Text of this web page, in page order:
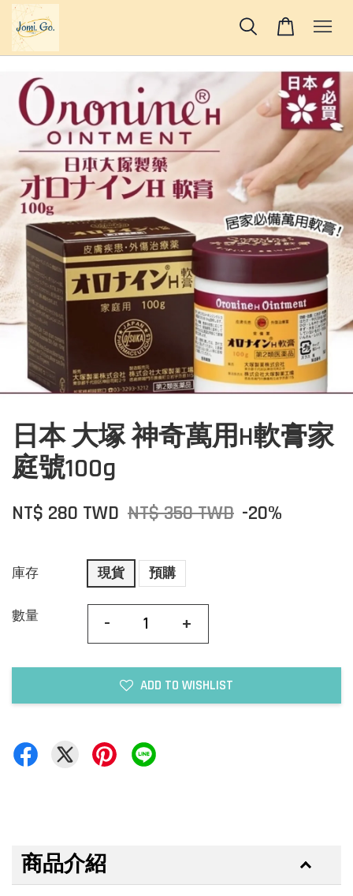
日本 大塚 神奇萬用H軟膏家
庭號100g
NT$ 280 TWD NT$ 350 TWD -20%
庫存 現貨 預購
數量 - +
ADD TO WISHLIST
商品介紹